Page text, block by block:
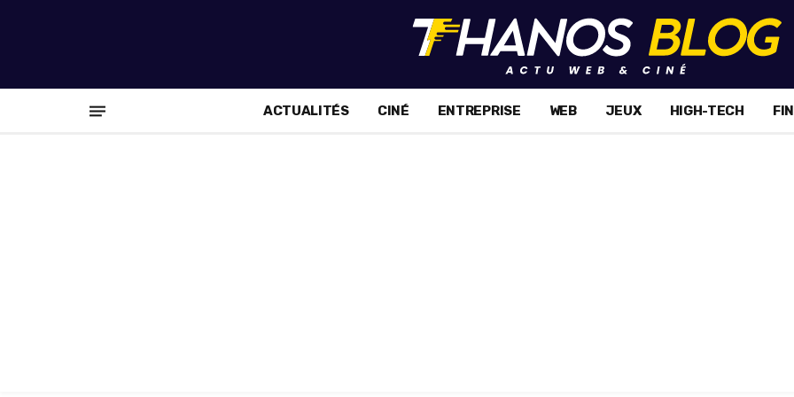
ACTUALITÉS CINÉ ENTREPRISE WEB JEUX HIGH-TECH